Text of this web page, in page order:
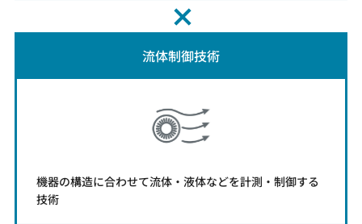
流体制御技術
機器の構造に合わせて流体・液体などを計測・制御する
技術